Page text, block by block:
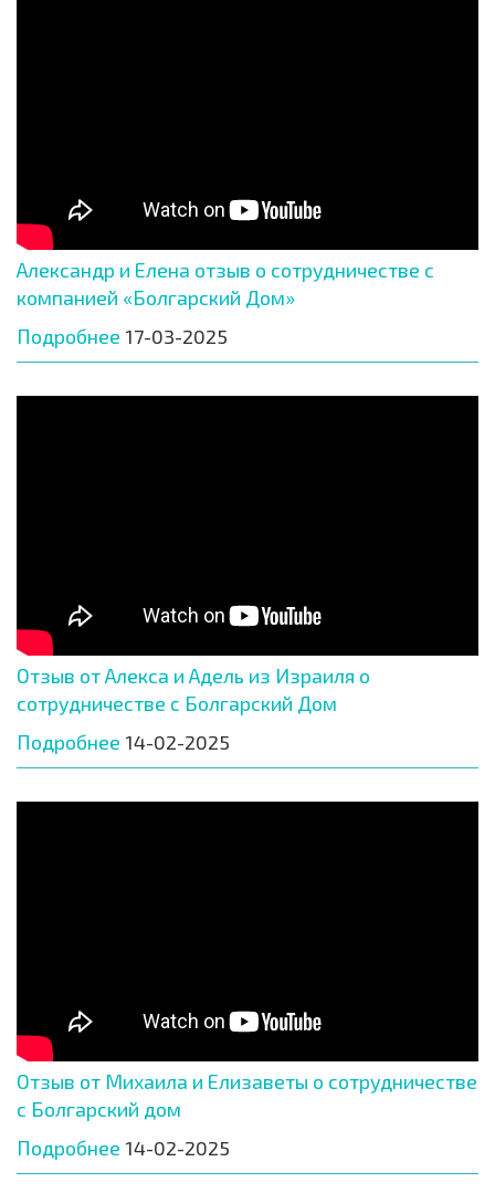
Александр и Елена отзыв о сотрудничестве с
компанией «Болгарский Дом»
Подробнее 17-03-2025
Отзыв от Алекса и Адель из Израиля о
сотрудничестве с Болгарский Дом
Подробнее 14-02-2025
Отзыв от Михаила и Елизаветы о сотрудничестве
с Болгарский дом
Подробнее 14-02-2025